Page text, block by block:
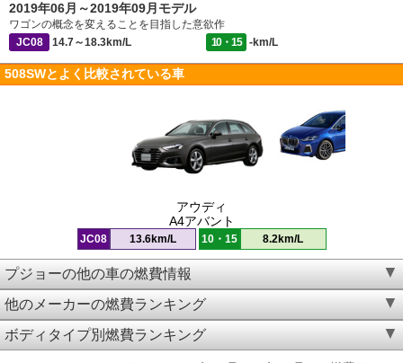
2019年06月～2019年09月モデル
ワゴンの概念を変えることを目指した意欲作
JC08
14.7～18.3km/L 10・15 -km/L
508SWとよく比較されている車
アウディ
A4アバント
JC08 13.6km/L 10・15 8.2km/L
プジョーの他の車の燃費情報
他のメーカーの燃費ランキング
ボディタイプ別燃費ランキング